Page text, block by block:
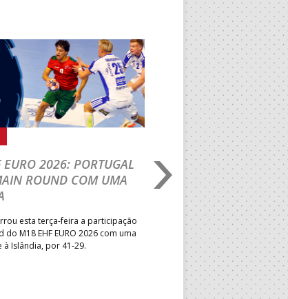
2026: PORTUGAL
ROUND COM UMA
esta terça-feira a participação
do M18 EHF EURO 2026 com uma
Islândia, por 41-29.
04.08.2026
IHF W18 WORLD
CHAMPIONSHIP:
VENCE GUINÉ E
PELA MELHOR
POSSÍVEL
Seleção Nacional venceu a
jogo da segunda jornada do
President’s Cup do Mundial
que decorre na Roménia.
Seguinte